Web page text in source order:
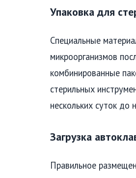
Упаковка для
Специальные
микроорганизмов
комбинированные
стерильных
нескольких суток до
Загрузка
Правильное